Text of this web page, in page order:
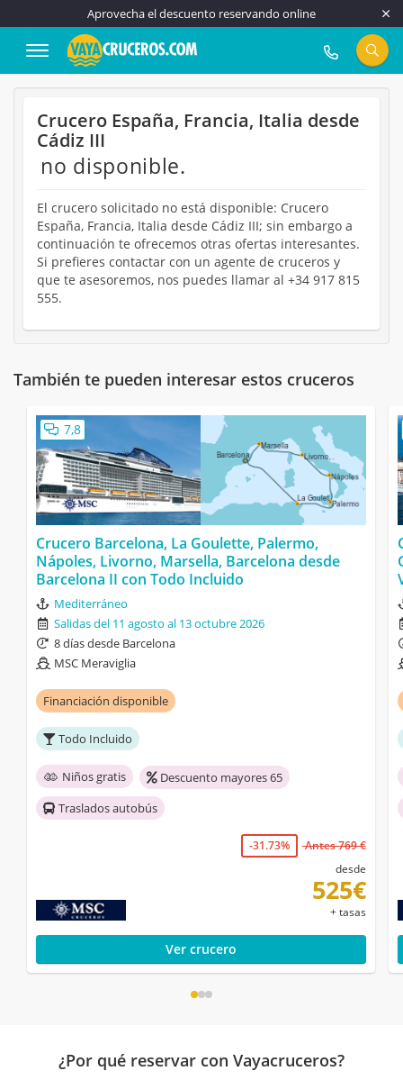
Aprovecha el descuento reservando online
917 815 555
Crucero España, Francia, Italia desde
Cádiz III
no disponible.
El crucero solicitado no está disponible: Crucero
España, Francia, Italia desde Cádiz III; sin embargo a
continuación te ofrecemos otras ofertas interesantes.
Si prefieres contactar con un agente de cruceros y
que te asesoremos, nos puedes llamar al +34 917 815
555.
También te pueden interesar estos cruceros
7,8
Crucero Barcelona, La Goulette, Palermo,
Nápoles, Livorno, Marsella, Barcelona desde
Barcelona II con Todo Incluido
Mediterráneo
Salidas del 11 agosto al 13 octubre 2026
8 días desde Barcelona
MSC Meraviglia
Financiación disponible
Todo Incluido
Niños gratis
Descuento mayores 65
Traslados autobús
-31.73%
Antes 769 €
desde
525€
+ tasas
Ver crucero
¿Por qué reservar con Vayacruceros?